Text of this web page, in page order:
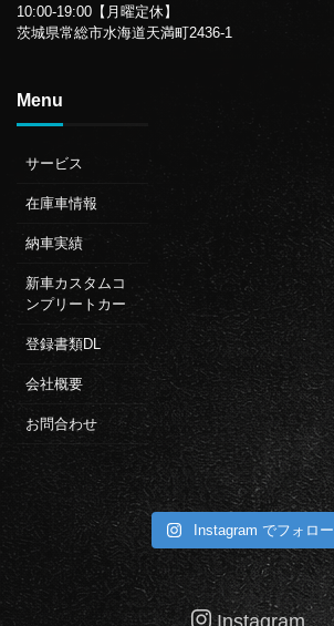
10:00-19:00【月曜定休】
茨城県常総市水海道天満町2436-1
Menu
サービス
在庫車情報
納車実績
新車カスタムコ
ンプリートカー
登録書類DL
会社概要
お問合わせ
Instagram でフォロー
Instagram